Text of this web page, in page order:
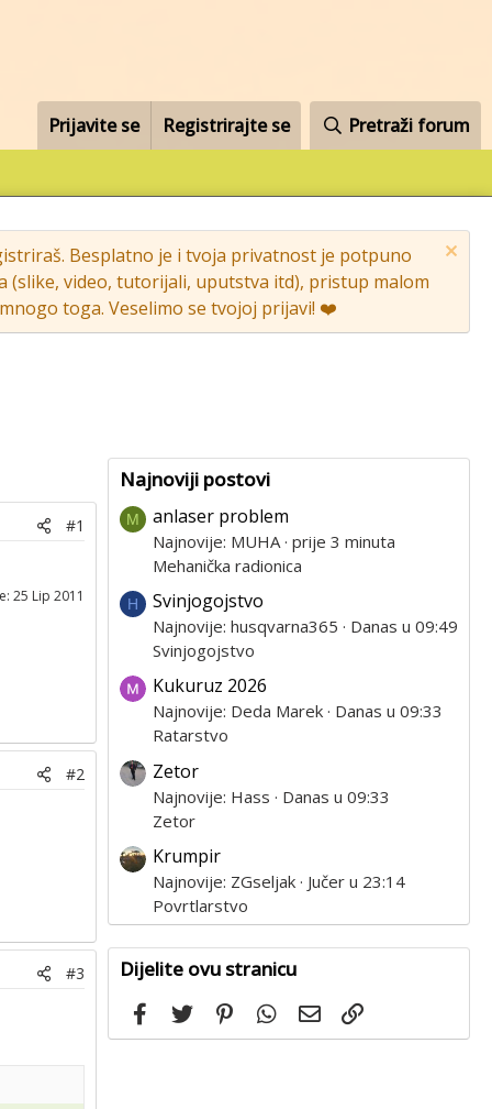
Prijavite se Registrirajte se Pretraži forum
Besplatno je i tvoja privatnost je potpuno
video, tutorijali, uputstva itd), pristup malom
toga. Veselimo se tvojoj prijavi! ❤️
#1
25 Lip 2011
#2
#3
Najnoviji postovi
M anlaser problem
Najnovije: MUHA prije 3 minuta
Mehanička radionica
H Svinjogojstvo
Najnovije: husqvarna365
Danas u 09:49
Svinjogojstvo
Kukuruz 2026
Najnovije: Deda Marek Danas u 09:33
Ratarstvo
Zetor
Najnovije: Hass
Danas u 09:33
Zetor
Krumpir
Najnovije: ZGseljak Jučer u 23:14
Povrtlarstvo
Dijelite ovu stranicu
Facebook
Twitter PinterestWhatsApp
Email